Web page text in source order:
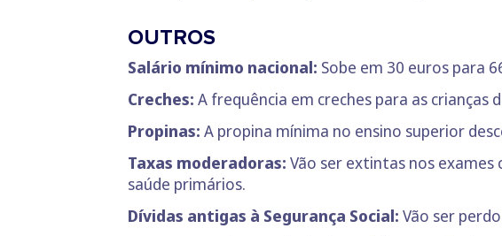
OUTROS
Salário mínimo nacional: Sobe em 30 euros para
Creches: A frequência em creches para as
Propinas: A propina mínima no ensino superior
Taxas moderadoras: Vão ser extintas nos
saúde primários.
Dívidas antigas à Segurança Social: Vão ser